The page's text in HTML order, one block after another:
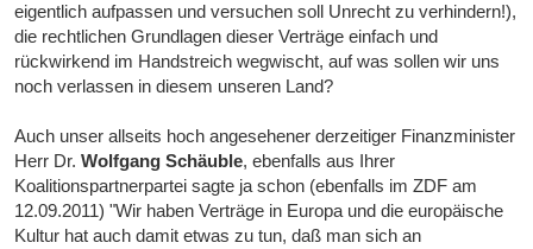
eigentlich aufpassen und versuchen soll Unrecht zu verhindern!),
die rechtlichen Grundlagen dieser Verträge einfach und
rückwirkend im Handstreich wegwischt, auf was sollen wir uns
noch verlassen in diesem unseren Land?
Auch unser allseits hoch angesehener derzeitiger Finanzminister
Herr Dr.Wolfgang Schäuble, ebenfalls aus Ihrer
Koalitionspartnerpartei sagte ja schon (ebenfalls im ZDF am
12.09.2011) "Wir haben Verträge in Europa und die europäische
Kultur hat auch damit etwas zu tun, daß man sich an